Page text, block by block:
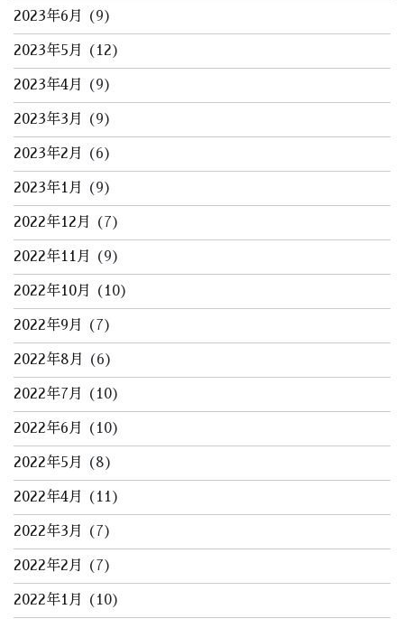
2023年6月 (9)
2023年5月 (12)
2023年4月 (9)
2023年3月 (9)
2023年2月 (6)
2023年1月 (9)
2022年12月 (7)
2022年11月 (9)
2022年10月 (10)
2022年9月 (7)
2022年8月 (6)
2022年7月 (10)
2022年6月 (10)
2022年5月 (8)
2022年4月 (11)
2022年3月 (7)
2022年2月 (7)
2022年1月 (10)